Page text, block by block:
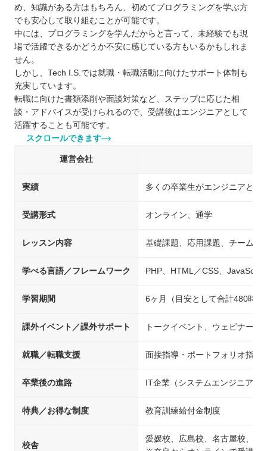
関東
中部
近畿
中国
四国
九州 / 沖縄
め、知識がある方はもちろん、初めてプログラミングを学ぶ方
でも安心して取り組むことが可能です。
中には、プログラミングを学んだからと言って、未経験でも現
場で活躍できるかどうか不安に感じている方もいるかもしれま
せん。
しかし、Tech I.S.では就職・転職活動に向けたサポート体制も
充実しています。
転職に向けた書類添削や面談対策など、ステップに応じた相
談・アドバイスが受けられるので、受講後はエンジニアとして
活躍することも可能です。
スクロールできます
運営会社
実績 多くの卒業生がエンジニアとし
受講形式 オンライン、通学
レッスン内容 基礎課題、応用課題、チーム開
学べる言語／フレームワーク PHP、HTML／CSS、
学習期間 6ヶ月（目安として合計480時間
課外イベント／課外サポート トークイベント、ウェビナー、
就職／転職支援 面接指導・ポートフォリオ指導
卒業後の進路 IT企業（システムエンジニア
特典／お得な制度 教育訓練給付金制度
校舎
愛媛校、広島校、名古屋校、島